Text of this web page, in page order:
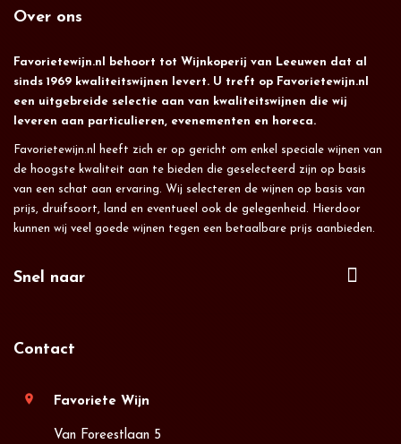
Over ons
Favorietewijn.nl behoort tot Wijnkoperij van Leeuwen dat al
sinds 1969 kwaliteitswijnen levert. U treft op Favorietewijn.nl
een uitgebreide selectie aan van kwaliteitswijnen die wij
leveren aan particulieren, evenementen en horeca.
Favorietewijn.nl heeft zich er op gericht om enkel speciale wijnen van
de hoogste kwaliteit aan te bieden die geselecteerd zijn op basis
van een schat aan ervaring. Wij selecteren de wijnen op basis van
prijs, druifsoort, land en eventueel ook de gelegenheid. Hierdoor
kunnen wij veel goede wijnen tegen een betaalbare prijs aanbieden.
Snel naar
Contact
location_on Favoriete Wijn
Van Foreestlaan 5